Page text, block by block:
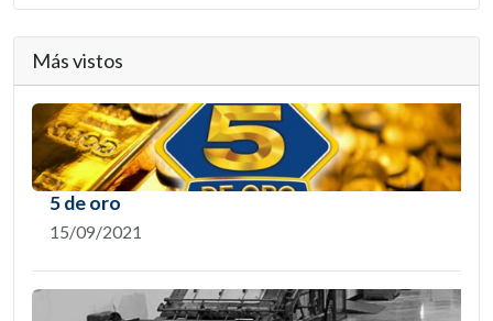
Más vistos
5 de oro
15/09/2021